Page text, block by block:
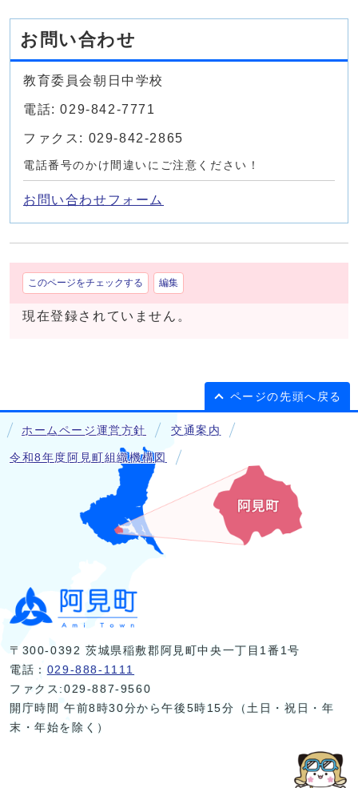
お問い合わせ
教育委員会朝日中学校
電話: 029-842-7771
ファクス: 029-842-2865
電話番号のかけ間違いにご注意ください！
お問い合わせフォーム
このページをチェックする 編集
現在登録されていません。
ページの先頭へ戻る
ホームページ運営方針 交通案内
令和8年度阿見町組織機構図
〒300-0392 茨城県稲敷郡阿見町中央一丁目1番1号
電話： 029-888-1111
ファクス:029-887-9560
開庁時間 午前8時30分から午後5時15分（土日・祝日・年
末・年始を除く）